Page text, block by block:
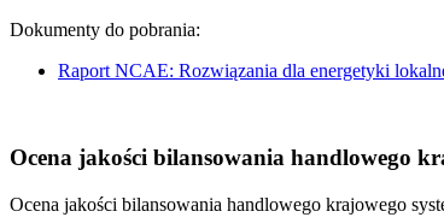
Dokumenty do pobrania:
Raport NCAE: Rozwiązania dla energetyki
Ocena jakości bilansowania handlowego
Ocena jakości bilansowania handlowego krajowego